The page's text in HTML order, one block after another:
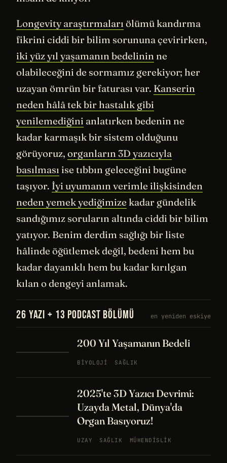
Longevity araştırmaları ölümü kandırma
fikrini ciddi bir bilim sorununa çevirirken,
iki yüz yıl yaşamanın bedelinin ne
olabileceğini de sormamız gerekiyor; her
uzayan ömrün bir faturası var. Kanserin
neden hâlâ tek bir hastalık gibi
yenilemediğini anlatırken bedenin ne
kadar karmaşık bir sistem olduğunu
görüyoruz, organların 3D yazıcıyla
basılması ise tıbbın geleceğini bugüne
taşıyor. İyi uyumanın verimle ilişkisinden
neden yemek yediğimize kadar gündelik
sandığımız soruların altında ciddi bir bilim
yatıyor. Benim derdim sağlığı bir liste
hâlinde öğütlemek değil, bedeni hem bu
kadar dayanıklı hem bu kadar kırılgan
kılan o dengeyi anlamak.
26 YAZI + 13 PODCAST BÖLÜMÜ en yeniden eskiye
200 Yıl Yaşamanın Bedeli
BIYOLOJI SAĞLIK
2025'te 3D Yazıcı Devrimi:
Uzayda Metal, Dünya'da
Organ Basıyoruz!
UZAY SAĞLIK MÜHENDISLIK